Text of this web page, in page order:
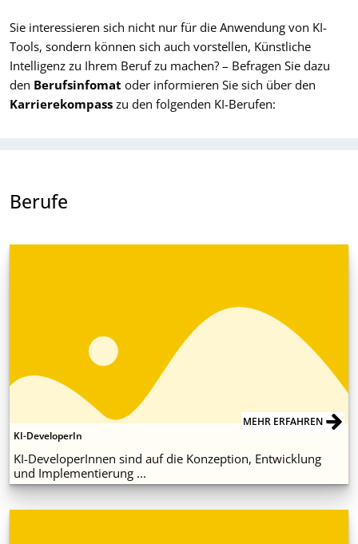
Sie interessieren sich nicht nur für die Anwendung von KI-
Tools, sondern können sich auch vorstellen, Künstliche
Intelligenz zu Ihrem Beruf zu machen? – Befragen Sie dazu
den Berufsinfomat oder informieren Sie sich über den
Karrierekompass zu den folgenden KI-Berufen:
Berufe
KI-DeveloperIn
KI-DeveloperInnen sind auf die Konzeption, Entwicklung
und Implementierung ...
MEHR ERFAHREN